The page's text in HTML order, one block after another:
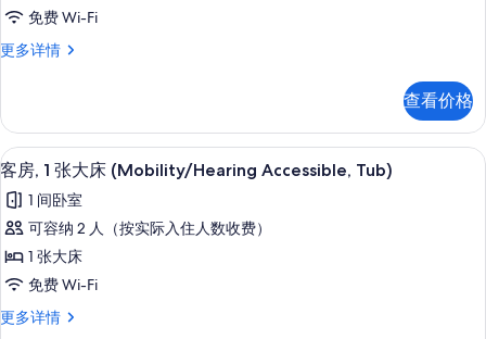
发
床
Tub)
的
所
有
照
片
沙
床
更
多
信
息
张
大
(Mobility
Accessible,
Roll-
in
Shower)
的
所
有
照
免费 Wi-Fi
更多详情
客
大
床
(Mobility
Roll-
in
Shower)
更
多
息
查看价格
显
示
客
房,
1
张
大
客房内保险箱、办公桌、遮光窗帘、
4
客房, 1 张大床 (Mobility/Hearing Accessible, Tub)
1 间卧室
可容纳 2 人（按实际入住人数收费）
1 张大床
免费 Wi-Fi
更多详情
客